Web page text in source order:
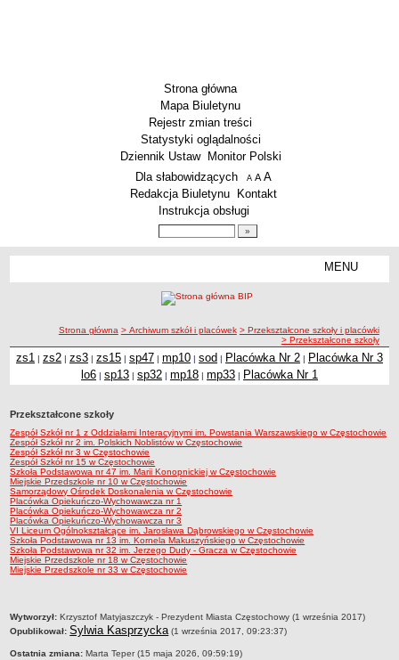
Strona główna
Mapa Biuletynu
Rejestr zmian treści
Statystyki oglądalności
Dziennik Ustaw
Monitor Polski
Menu dodatkowe
Dla słabowidzących A pomniejsz czcionkę
A standardowy rozmiar czcionki
A
Redakcja Biuletynu
Kontakt
Instrukcja obsługi
MENU
Licea
Zespoły Szkół
Techniczne Zakłady Naukowe
Przedszkola Miejskie
ARCHIWUM SZKÓŁ I PLACÓWEK
Zlikwidowane gimnazja
Przekształcone szkoły i placówki
Wielofunkcyjna Placówka
SPECJALNE OŚRODKI SZKOLNO-WYCHOWAWCZE
Specjalny Ośrodek nr 1
Specjalny Ośrodek nr 5
Statut
Majątek
ścieżka nawigacji
Strona główna > Archiwum szkół i placówek > Przekształcone szkoły i placówki
> Przekształcone szkoły
zs1 | zs2 | zs3 | zs15 | sp47 | mp10 | sod | Placówka Nr 2 | Placówka Nr 3
lo6 | sp13 | sp32 | mp18 | mp33 | Placówka Nr 1
Przekształcone szkoły
Zespół Szkół nr 1 z Oddziałami Interacyjnymi im. Powstania Warszawskiego w Częstochowie
Zespół Szkół nr 2 im. Polskich Noblistów w Częstochowie
Zespół Szkół nr 3 w Częstochowie
Zespół Szkół nr 15 w Częstochowie
Szkoła Podstawowa nr 47 im. Marii Konopnickiej w Częstochowie
Miejskie Przedszkole nr 10 w Częstochowie
Samorządowy Ośrodek Doskonalenia w Częstochowie
Placówka Opiekuńczo-Wychowawcza nr 1
Placówka Opiekuńczo-Wychowawcza nr 2
Placówka Opiekuńczo-Wychowawcza nr 3
VI Liceum Ogólnokształcące im. Jarosława Dąbrowskiego w Częstochowie
Szkoła Podstawowa nr 13 im. Kornela Makuszyńskiego w Częstochowie
Szkoła Podstawowa nr 32 im. Jerzego Dudy - Gracza w Częstochowie
Miejskie Przedszkole nr 18 w Częstochowie
Miejskie Przedszkole nr 33 w Częstochowie
metryczka
Wytworzył: Krzysztof Matyjaszczyk - Prezydent Miasta Częstochowy (1 września 2017)
Opublikował: Sylwia Kasprzycka(1 września 2017, 09:23:37)
Ostatnia zmiana: Marta Teper (15 maja 2026, 09:59:19)